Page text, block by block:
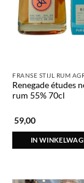
FRANSE STIJL RUM
Renegade études
rum 55% 70cl
59,00
IN